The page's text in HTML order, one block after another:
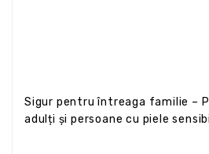
Sigur pentru întreaga familie –
adulți și persoane cu piele